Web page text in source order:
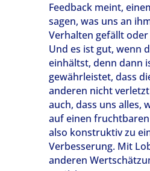
Feedback meint,
sagen, was uns an
Verhalten gefällt
Und es ist gut, wenn
einhältst, denn dann
gewährleistet, dass
anderen nicht
auch, dass uns alles,
auf einen
also konstruktiv zu
Verbesserung. Mit
anderen